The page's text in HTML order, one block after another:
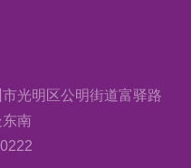
光明区公明街道富驿路
南